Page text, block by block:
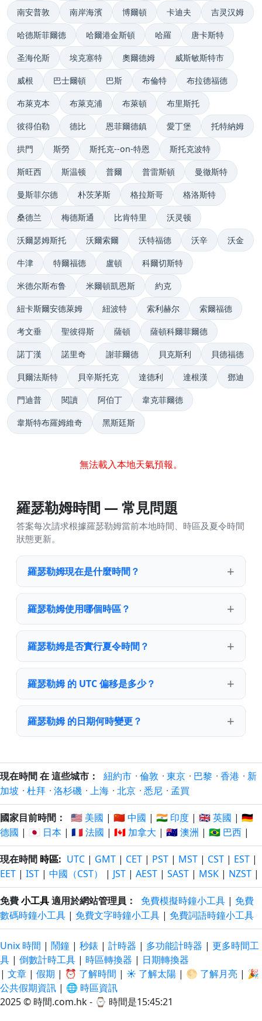
南安普敦 南岸海濱 博爾頓 卡迪夫 吉灵汉姆
哈德斯菲爾德 哈爾港金斯頓 哈羅 唐卡斯特
圣海伦斯 埃克塞特 奧爾德姆 威斯敏斯特市
威根 巴士爾頓 巴斯 布倫特 布拉德福德
布萊克本 布萊克浦 布萊頓 布里斯托
彼得伯勒 德比 恩菲爾德鎮 愛丁堡 托特納姆
拱門 斯勞 斯托克--on-特恩 斯托克波特
斯旺西 斯温顿 普爾 普雷斯頓 曼徹斯特
曼斯菲尔德 朴茨茅斯 格拉斯哥 格洛斯特
桑德兰 梅德斯通 比肯特里 沃灵顿
沃爾瑟姆斯托 沃爾索爾 沃特福德 沃辛 沃金
牛津 特爾福德 盧頓 科爾切斯特
米德尔斯布鲁 米爾頓凱恩斯 約克
紐卡斯爾安德萊姆 紐波特 索利赫尔 索爾福德
考文垂 聖彼得斯 薩頓 薩頓科爾菲爾德
諾丁漢 諾里奇 謝菲爾德 貝克斯利 貝德福德
貝爾法斯特 貝辛斯托克 達德利 達根漢 鄧迪
門迪普 閱讀 阿伯丁 韋克菲爾德
韋斯特布羅姆維奇 黑斯廷斯
無法載入本地天氣預報。
羅瑟勒姆時間 — 常見問題
答案每次請求根據羅瑟勒姆當前本地時間、時區及夏令時間
狀態更新。
羅瑟勒姆現在是什麼時間？
羅瑟勒姆使用哪個時區？
羅瑟勒姆是否實行夏令時間？
羅瑟勒姆 的 UTC 偏移是多少？
羅瑟勒姆 的日期何時變更？
現在時間 在 這些城市： 紐約市 · 倫敦 · 東京 · 巴黎 · 香港 · 新
加坡 · 杜拜 · 洛杉磯 · 上海 · 北京 · 悉尼 · 孟買
國家目前時間： 🇺🇸 美國 | 🇨🇳 中國 | 🇮🇳 印度 | 🇬🇧 英國 | 🇩🇪
德國 | 🇯🇵 日本 | 🇫🇷 法國 | 🇨🇦 加拿大 | 🇦🇺 澳洲 | 🇧🇷 巴西 |
現在時間 時區: UTC | GMT | CET | PST | MST | CST | EST |
EET | IST | 中國（CST） | JST | AEST | SAST | MSK | NZST |
免費小工具適用於網站管理員： 免費模擬時鐘小工具 | 免費
數碼時鐘小工具 | 免費文字時鐘小工具 | 免費詞語時鐘小工具
Unix 時間 | 鬧鐘 | 秒錶 | 計時器 | 多功能計時器 | 更多時間工
具 | 倒數計時工具 | 時區轉換器 | 日期轉換器
| 文章 | 假期 | ⏰ 了解時間 | ☀️ 了解太陽 | 🌕 了解月亮 | 🎉
公共假期資訊 | 🌐 時區資訊
2025 © 時間.com.hk - ⌚ 時間是15:45:21